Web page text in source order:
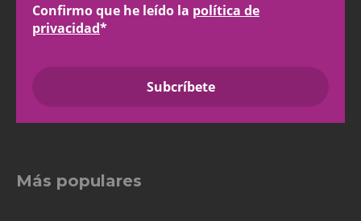
Confirmo que he leído la política de
privacidad*
Más populares